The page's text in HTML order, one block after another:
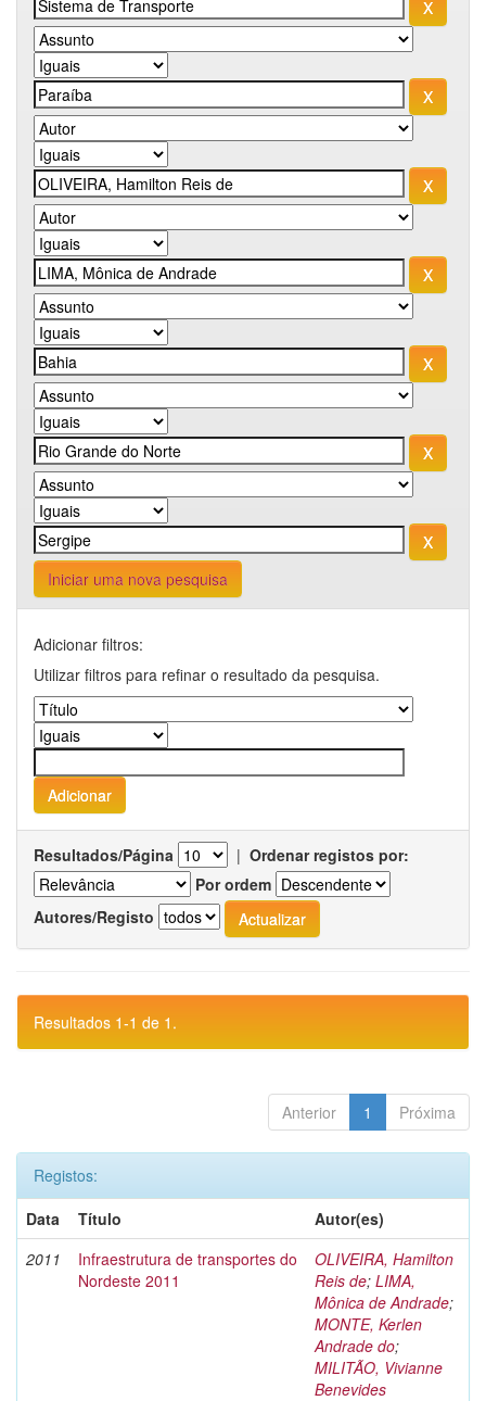
Iniciar uma nova pesquisa
Adicionar filtros:
Utilizar filtros para refinar o resultado da pesquisa.
Resultados/Página | Ordenar registos por:
Por ordem
Autores/Registo
Resultados 1-1 de 1.
Anterior 1 Próxima
Registos:
Data
Título
Autor(es)
2011
Infraestrutura de transportes do
Nordeste 2011
OLIVEIRA, Hamilton
Reis de; LIMA,
Mônica de Andrade;
MONTE, Kerlen
Andrade do;
MILITÃO, Vivianne
Benevides